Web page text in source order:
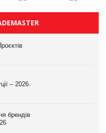
– 2026.
брендів